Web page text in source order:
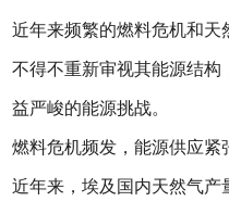
近年来频繁的燃料危机和天
不得不重新审视其能源结构
益严峻的能源挑战。
燃料危机频发，能源供应紧
近年来，埃及国内天然气